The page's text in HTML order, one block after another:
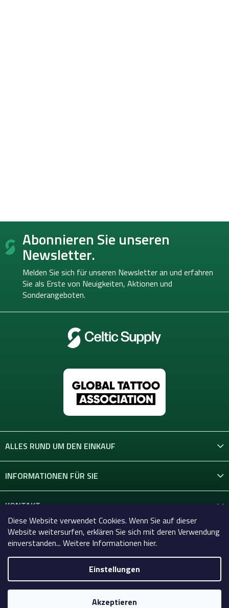
Diese Website verwendet Cookies. Wenn Sie auf dieser
Website weitersurfen, erklären Sie sich mit deren Verwendung
einverstanden... Weitere Informationen hier.
Einstellungen
Akzeptieren
F
ß Abonnieren Sie unseren
Newsletter.
Melden Sie sich für unseren Newsletter an und erfahren
Sie als Erste von Neuigkeiten, Aktionen und
Sonderangeboten.
ALLES RUND UM DEN EINKAUF
INFORMATIONEN FÜR SIE
KONTAKT
Copyright 2026Celtic-Supply.de | Alles für Tattoo und